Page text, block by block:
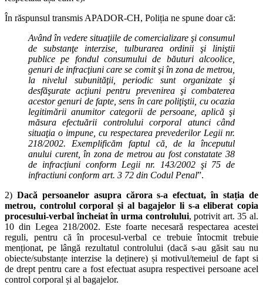
În răspunsul transmis APADOR-CH, Poliția ne spune doar că:
Având în vedere situaţiile de comercializare şi consumul
de substanţe interzise, tulburarea ordinii şi liniştii
publice pe fondul consumului de băuturi alcoolice,
genuri de infracţiuni care se comit şi în zona de metrou,
la nivelul subunităţii, periodic sunt organizate şi
desfăşurate acţiuni pentru prevenirea şi combaterea
acestor genuri de fapte, sens în care poliţiştii, cu ocazia
legitimării anumitor categorii de persoane, aplică şi
măsura efectuării controlului corporal atunci când
situaţia o impune, cu respectarea prevederilor Legii nr.
218/2002. Exemplificăm faptul că, de la începutul
anului curent, în zona de metrou au fost constatate 38
de infracţiuni conform Legii nr. 143/2002 şi 75 de
infractiuni conform art. 3 72 din Codul Penal”.
2) Dacă persoanelor asupra cărora s-a efectuat, în stația de
metrou, controlul corporal și al bagajelor li s-a eliberat copia
procesului-verbal încheiat în urma controlului, potrivit art. 35 al.
10 din Legea 218/2002. Este foarte necesară respectarea acestei
reguli, pentru că în procesul-verbal ce trebuie întocmit trebuie
menționat, pe lângă rezultatul controlului (dacă s-au găsit sau nu
obiecte/substanțe interzise la deținere) și motivul/temeiul de fapt si
de drept pentru care a fost efectuat asupra respectivei persoane acel
control corporal și al bagajelor.